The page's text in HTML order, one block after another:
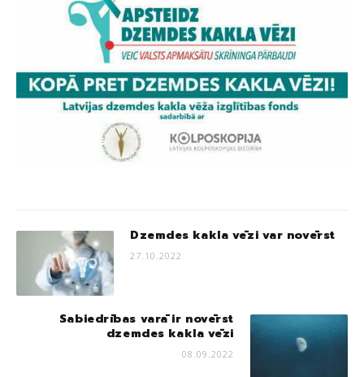
Dzemdes kakla vēzi var novērst
27.10.2022
Sabiedrības varā ir novērst
dzemdes kakla vēzi
08.09.2022